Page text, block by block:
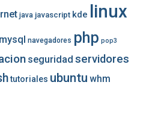
java javascript kde linux
mysql navegadores php pop3
seguridad servidores
tutoriales ubuntu whm